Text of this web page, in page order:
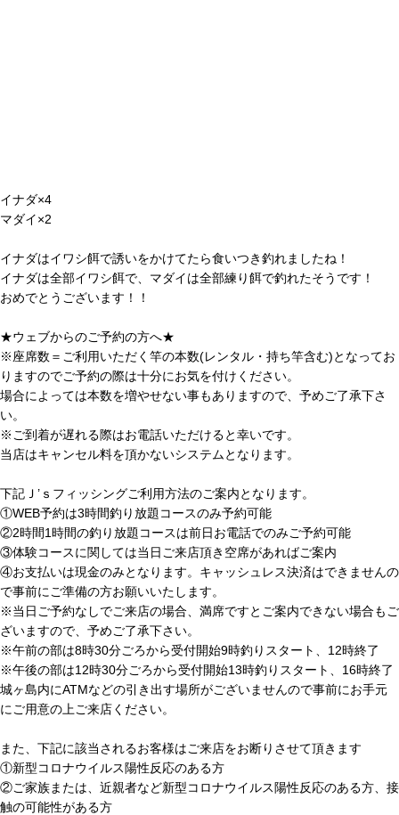
イナダ×4
マダイ×2
イナダはイワシ餌で誘いをかけてたら食いつき釣れましたね！
イナダは全部イワシ餌で、マダイは全部練り餌で釣れたそうです！
おめでとうございます！！
★ウェブからのご予約の方へ★
※座席数＝ご利用いただく竿の本数(レンタル・持ち竿含む)となってお
りますのでご予約の際は十分にお気を付けください。
場合によっては本数を増やせない事もありますので、予めご了承下さ
い。
※ご到着が遅れる際はお電話いただけると幸いです。
当店はキャンセル料を頂かないシステムとなります。
下記Ｊ’ｓフィッシングご利用方法のご案内となります。
①WEB予約は3時間釣り放題コースのみ予約可能
②2時間1時間の釣り放題コースは前日お電話でのみご予約可能
③体験コースに関しては当日ご来店頂き空席があればご案内
④お支払いは現金のみとなります。キャッシュレス決済はできませんの
で事前にご準備の方お願いいたします。
※当日ご予約なしでご来店の場合、満席ですとご案内できない場合もご
ざいますので、予めご了承下さい。
※午前の部は8時30分ごろから受付開始9時釣りスタート、12時終了
※午後の部は12時30分ごろから受付開始13時釣りスタート、16時終了
城ヶ島内にATMなどの引き出す場所がございませんので事前にお手元
にご用意の上ご来店ください。
また、下記に該当されるお客様はご来店をお断りさせて頂きます
①新型コロナウイルス陽性反応のある方
②ご家族または、近親者など新型コロナウイルス陽性反応のある方、接
触の可能性がある方